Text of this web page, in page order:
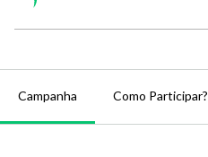
Campanha Como Participar?